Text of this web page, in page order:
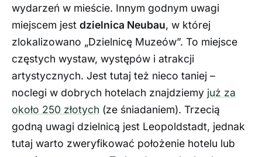
wydarzeń w mieście. Innym godnym uwagi
miejscem jest dzielnica Neubau, w której
zlokalizowano „Dzielnicę Muzeów”. To miejsce
częstych wystaw, występów i atrakcji
artystycznych. Jest tutaj też nieco taniej –
noclegi w dobrych hotelach znajdziemy już za
około 250 złotych (ze śniadaniem). Trzecią
godną uwagi dzielnicą jest Leopoldstadt, jednak
tutaj warto zweryfikować położenie hotelu lub